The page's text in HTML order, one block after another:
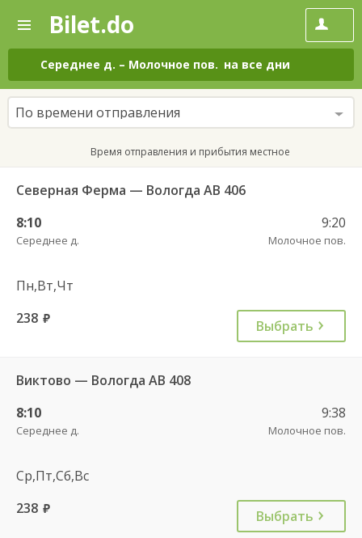
—
Поиск
и
покупка
билетов
на
автобус
онлайн
Bilet.do
Середнее д. – Молочное пов. на все дни
По времени отправления
Время отправления и прибытия местное
Северная Ферма — Вологда АВ 406
8:10
Середнее д.
9:20
Молочное пов.
Пн,Вт,Чт
238 руб. Выбрать
Виктово — Вологда АВ 408
8:10
Середнее д.
9:38
Молочное пов.
Ср,Пт,Сб,Вс
238 руб. Выбрать